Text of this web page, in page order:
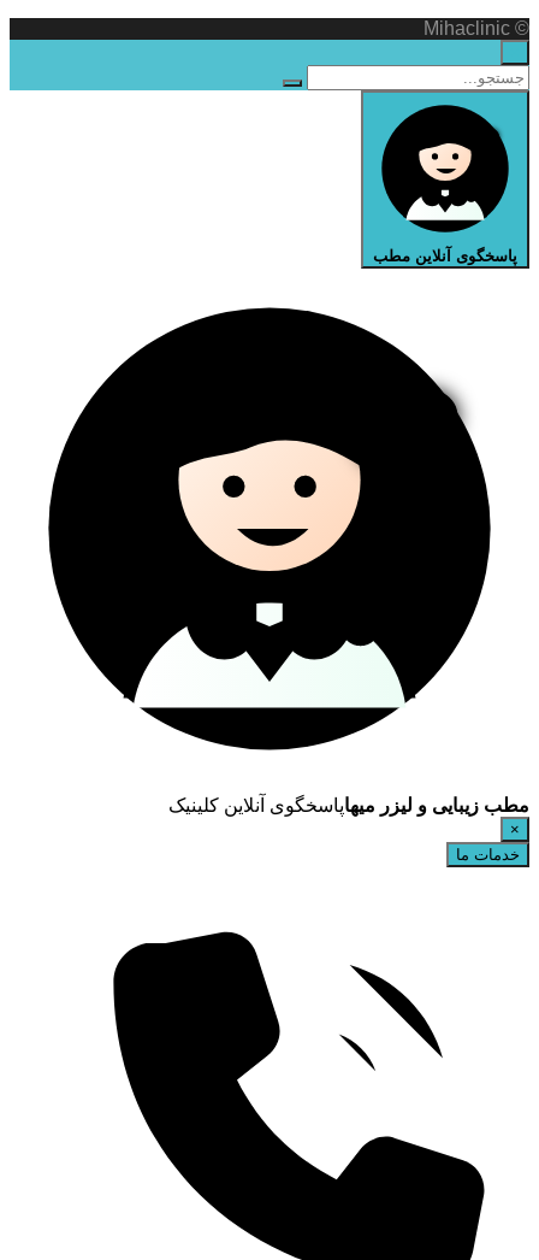
© Mihaclinic
پاسخگوی آنلاین مطب
مطب زیبایی و لیزر میهاپاسخگوی آنلاین کلینیک
×
خدمات ما